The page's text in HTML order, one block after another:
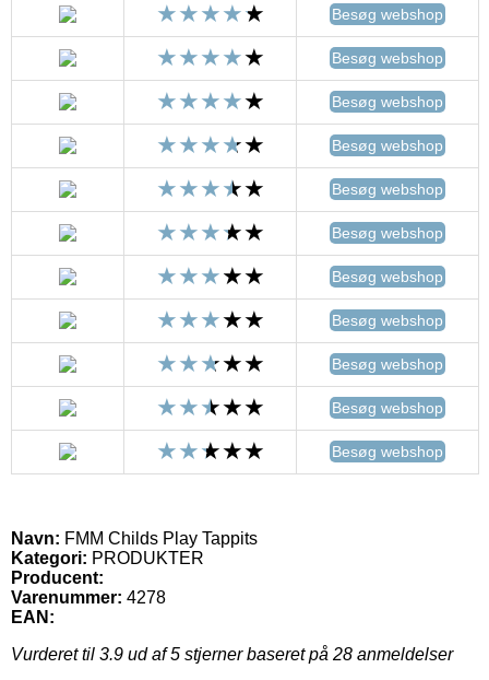
Besøg webshop
Besøg webshop
Besøg webshop
Besøg webshop
Besøg webshop
Besøg webshop
Besøg webshop
Besøg webshop
Besøg webshop
Besøg webshop
Besøg webshop
Navn: FMM Childs Play Tappits
Kategori: PRODUKTER
Producent:
Varenummer: 4278
EAN:
Vurderet til 3.9 ud af 5 stjerner baseret på 28 anmeldelser